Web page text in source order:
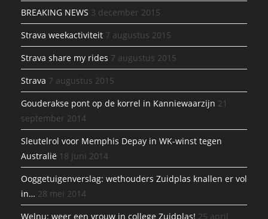
BREAKING NEWS 3 december 2015
Strava weekactiviteit 7 augustus 2015
Strava share my rides 7 augustus 2015
Strava 7 augustus 2015
Gouderakse pont op de korrel in Kanniewaarzijn 21
september 2014
Sleutelrol voor Memphis Depay in WK-winst tegen
Australië 18 juni 2014
Ooggetuigenverslag: wethouders Zuidplas knallen er vol
in… 28 mei 2014
Welnu: weer een vrouw in college Zuidplas! 25 april